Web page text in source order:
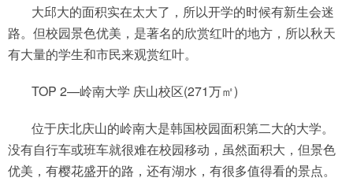
大邱大的面积实在太大了，所以开学的时候有新生会迷
路。但校园景色优美，是著名的欣赏红叶的地方，所以秋天
有大量的学生和市民来观赏红叶。
TOP 2—岭南大学 庆山校区(271万㎡)
位于庆北庆山的岭南大是韩国校园面积第二大的大学。
没有自行车或班车就很难在校园移动，虽然面积大，但景色
优美，有樱花盛开的路，还有湖水，有很多值得看的景点。